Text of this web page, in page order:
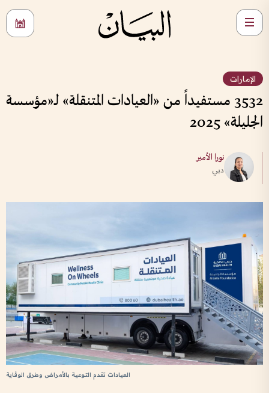
الإمارات
3532 مستفيداً من «العيادات المتنقلة» لـ«مؤسسة
الجليلة» 2025
نورا الأمير
دبي
العيادات تقدم التوعية بالأمراض وطرق الوقاية